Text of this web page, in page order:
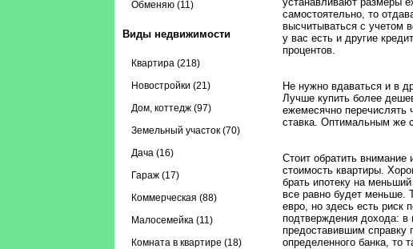
Обменяю (11)
Виды недвижимости
Квартира (218)
Новостройки (21)
Дом, коттедж (97)
Земельный участок (70)
Дача (16)
Гараж (17)
Коммерческая (88)
Малосемейка (11)
Комната в квартире (18)
самостоятельно, то
высчитываться с учетом
у вас есть и другие
процентов.
Не нужно вдаваться и в
Лучше купить более
ежемесячно перечислять
ставка. Оптимальным же
Стоит обратить
стоимость квартиры.
брать ипотеку на
все равно будет меньше.
евро, но здесь есть риск
подтверждения дохода: в
предоставившим
определенного банка, то